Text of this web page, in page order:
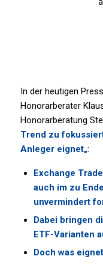
In der heutigen
Honorarberater
Honorarberatung
Trend zu
Anleger eignet„:
Exchange
auch im zu
unvermindert
Dabei bringen
ETF-Varianten
Doch was